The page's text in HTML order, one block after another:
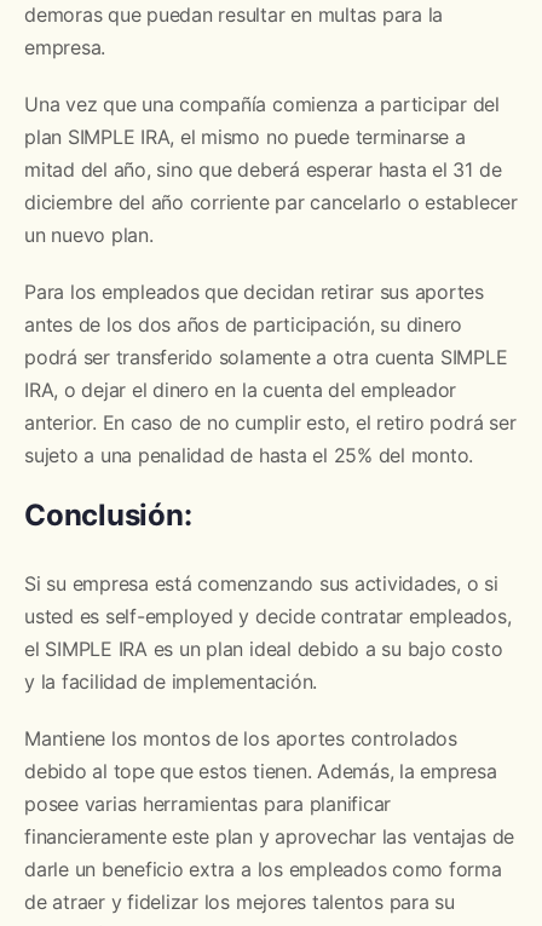
demoras que puedan resultar en multas para la
empresa.
Una vez que una compañía comienza a participar del
plan SIMPLE IRA, el mismo no puede terminarse a
mitad del año, sino que deberá esperar hasta el 31 de
diciembre del año corriente par cancelarlo o establecer
un nuevo plan.
Para los empleados que decidan retirar sus aportes
antes de los dos años de participación, su dinero
podrá ser transferido solamente a otra cuenta SIMPLE
IRA, o dejar el dinero en la cuenta del empleador
anterior. En caso de no cumplir esto, el retiro podrá ser
sujeto a una penalidad de hasta el 25% del monto.
Conclusión:
Si su empresa está comenzando sus actividades, o si
usted es self-employed y decide contratar empleados,
el SIMPLE IRA es un plan ideal debido a su bajo costo
y la facilidad de implementación.
Mantiene los montos de los aportes controlados
debido al tope que estos tienen. Además, la empresa
posee varias herramientas para planificar
financieramente este plan y aprovechar las ventajas de
darle un beneficio extra a los empleados como forma
de atraer y fidelizar los mejores talentos para su